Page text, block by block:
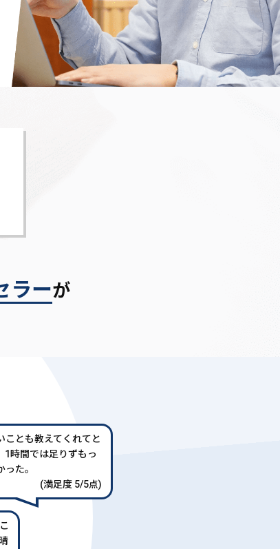
ラーが
ことも教えてくれてと
1時間では足りずもっ
た。
(満足度 5/5点)